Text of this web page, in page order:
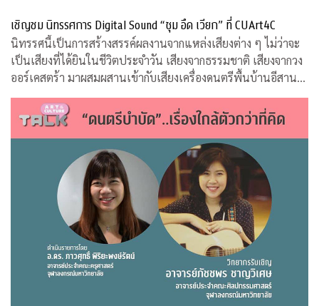
เชิญชม นิทรรศการ Digital Sound “ซุม อึด เวียก” ที่ CUArt4C
นิทรรศนี้เป็นการสร้างสรรค์ผลงานจากแหล่งเสียงต่าง ๆ ไม่ว่าจะ
เป็นเสียงที่ได้ยินในชีวิตประจำวัน เสียงจากธรรมชาติ เสียงจากวง
ออร์เคสตร้า มาผสมผสานเข้ากับเสียงเครื่องดนตรีพื้นบ้านอีสานที่
คุ้นหู ผ่านกระบวนการและเทคนิคทางด้านดิจิทัล